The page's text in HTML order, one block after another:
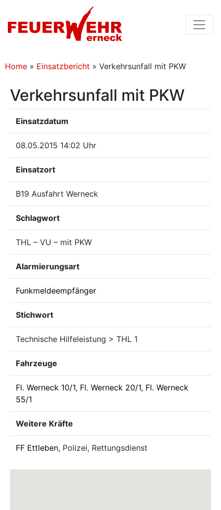
Home » Einsatzbericht » Verkehrsunfall mit PKW
Verkehrsunfall mit PKW
Einsatzdatum
08.05.2015 14:02 Uhr
Einsatzort
B19 Ausfahrt Werneck
Schlagwort
THL – VU – mit PKW
Alarmierungsart
Funkmeldeempfänger
Stichwort
Technische Hilfeleistung > THL 1
Fahrzeuge
Fl. Werneck 10/1, Fl. Werneck 20/1, Fl. Werneck
55/1
Weitere Kräfte
FF Ettleben, Polizei, Rettungsdienst